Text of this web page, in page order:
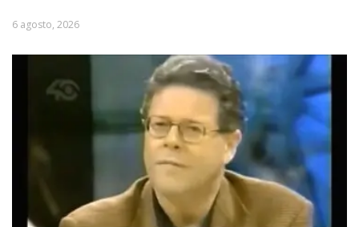
6 agosto, 2026